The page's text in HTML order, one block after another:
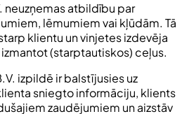
neuzņemas atbildību par
lēmumiem vai kļūdām. Tā
klientu un vinjetes izdevēja
(starptautiskos) ceļus.
izpildē ir balstījusies uz
sniegto informāciju, klients
zaudējumiem un aizstāv